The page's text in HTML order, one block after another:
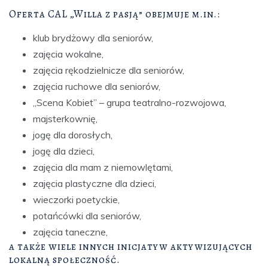
Oferta CAL „Willa z pasją” obejmuje m.in.:
klub brydżowy dla seniorów,
zajęcia wokalne,
zajęcia rękodzielnicze dla seniorów,
zajęcia ruchowe dla seniorów,
„Scena Kobiet” – grupa teatralno-rozwojowa,
majsterkownię,
jogę dla dorosłych,
jogę dla dzieci,
zajęcia dla mam z niemowlętami,
zajęcia plastyczne dla dzieci,
wieczorki poetyckie,
potańcówki dla seniorów,
zajęcia taneczne,
a także wiele innych inicjatyw aktywizujących
lokalną społeczność.